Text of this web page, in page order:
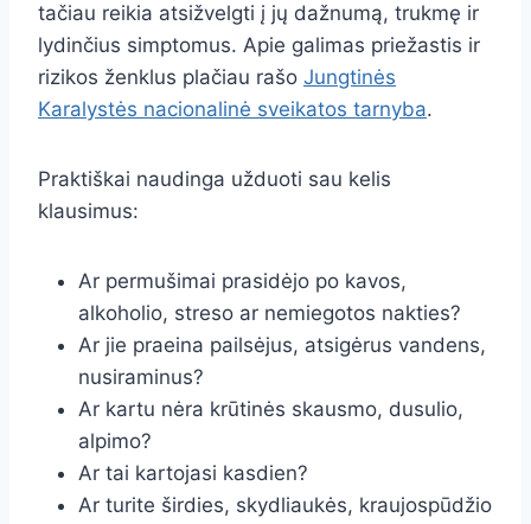
tačiau reikia atsižvelgti į jų dažnumą, trukmę ir
lydinčius simptomus. Apie galimas priežastis ir
rizikos ženklus plačiau rašo Jungtinės
Karalystės nacionalinė sveikatos tarnyba.
Praktiškai naudinga užduoti sau kelis
klausimus:
Ar permušimai prasidėjo po kavos,
alkoholio, streso ar nemiegotos nakties?
Ar jie praeina pailsėjus, atsigėrus vandens,
nusiraminus?
Ar kartu nėra krūtinės skausmo, dusulio,
alpimo?
Ar tai kartojasi kasdien?
Ar turite širdies, skydliaukės, kraujospūdžio